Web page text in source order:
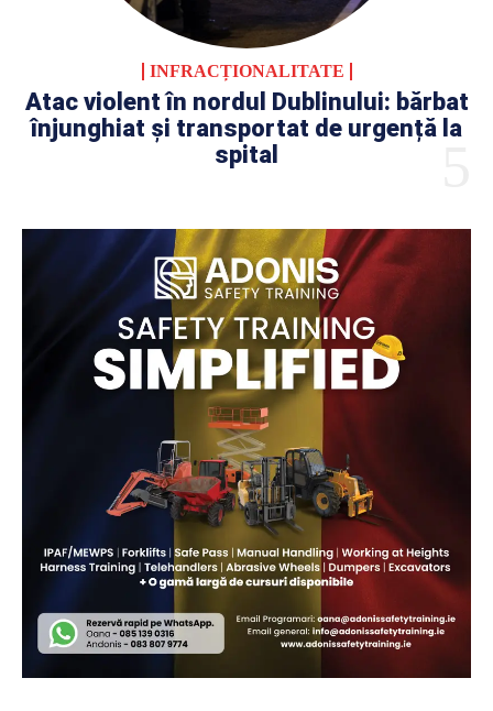
INFRACȚIONALITATE
Atac violent în nordul Dublinului: bărbat
înjunghiat și transportat de urgență la
spital